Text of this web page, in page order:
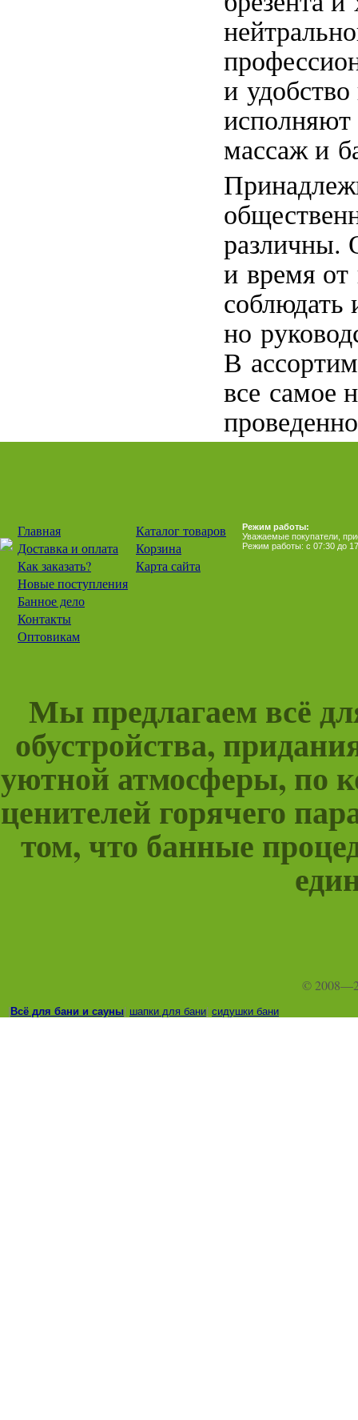
и
исполняют
массаж и
различны.
и время от
но
В
все самое
Главная
Доставка и оплата
Как заказать?
Новые поступления
Банное дело
Контакты
Оптовикам
Каталог товаров
Корзина
Карта сайта
Режим работы:
Уважаемые покупатели,
Режим работы: с 07:30 до
Мы предлагаем всё
обустройства,
уютной атмосферы, по
ценителей горячего
том, что банные
©
Всё для бани и сауны шапки для бани сидушки бани